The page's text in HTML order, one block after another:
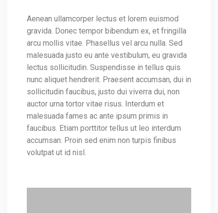
Aenean ullamcorper lectus et lorem euismod
gravida. Donec tempor bibendum ex, et fringilla
arcu mollis vitae. Phasellus vel arcu nulla. Sed
malesuada justo eu ante vestibulum, eu gravida
lectus sollicitudin. Suspendisse in tellus quis
nunc aliquet hendrerit. Praesent accumsan, dui in
sollicitudin faucibus, justo dui viverra dui, non
auctor urna tortor vitae risus. Interdum et
malesuada fames ac ante ipsum primis in
faucibus. Etiam porttitor tellus ut leo interdum
accumsan. Proin sed enim non turpis finibus
volutpat ut id nisl.